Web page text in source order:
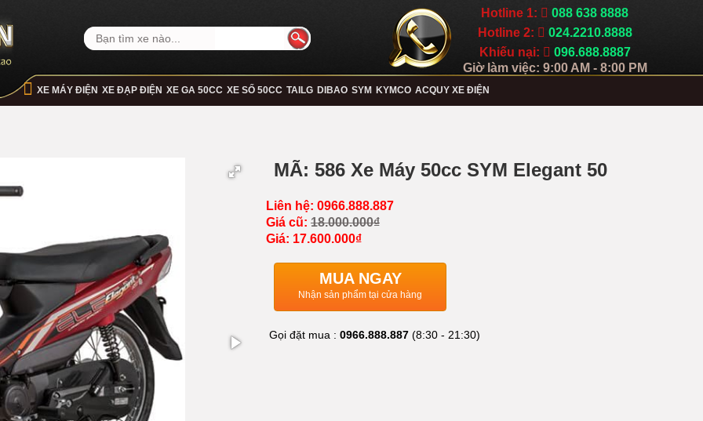
Hotline 1:
088 638 8888
Hotline 2:
024.2210.8888
Khiếu nại:
096.688.8887
Giờ làm việc: 9:00 AM - 8:00 PM
XE MÁY ĐIỆN XE ĐẠP ĐIỆN XE GA 50CC XE SỐ 50CC TAILG DIBAO SYM KYMCO ACQUY XE ĐIỆN
MÃ: 586 Xe Máy 50cc SYM Elegant 50
Liên hệ: 0966.888.887
Giá cũ: 18.000.000₫
Giá: 17.600.000₫
MUA NGAY
Nhận sản phẩm tại cửa hàng
Gọi đặt mua : 0966.888.887 (8:30 - 21:30)